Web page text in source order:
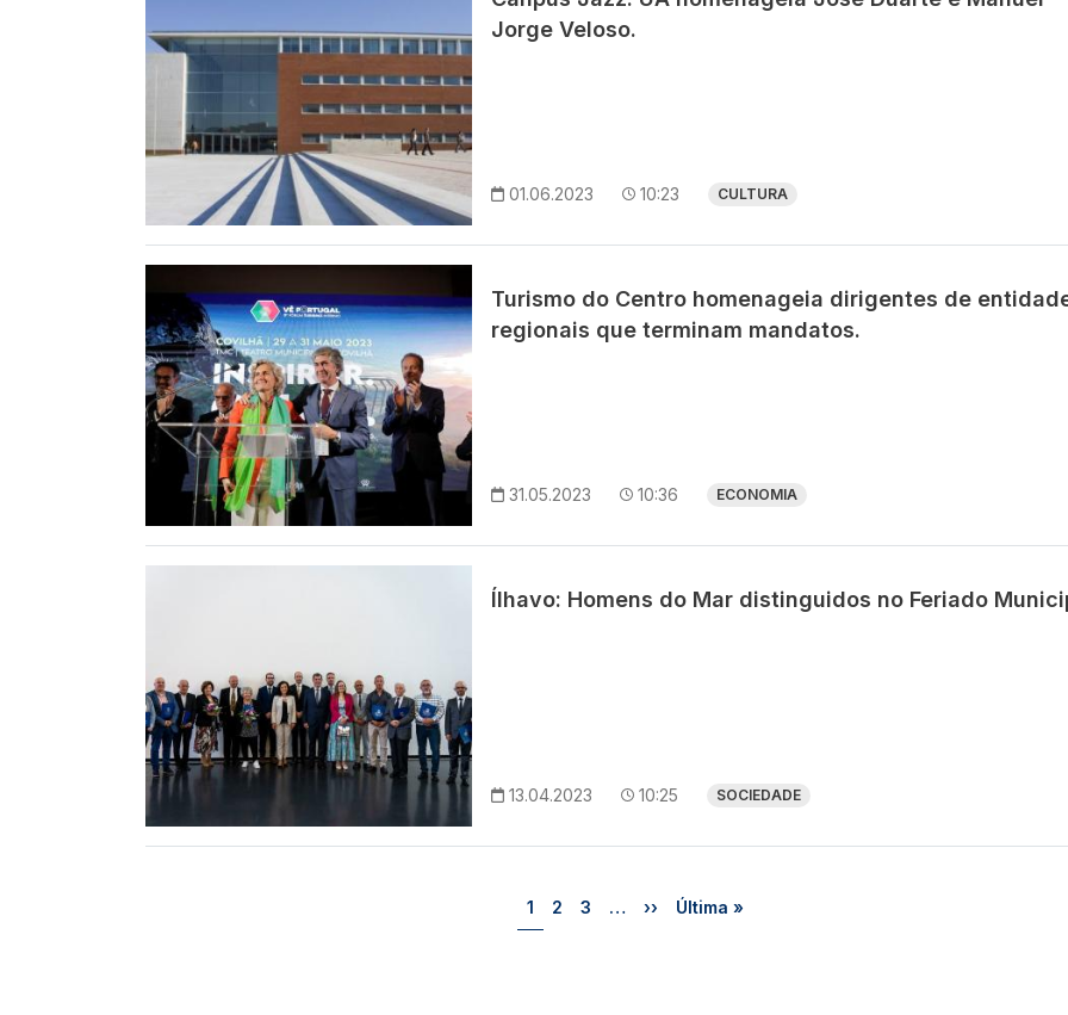
Jorge Veloso.
01.06.2023 10:23 CULTURA
Turismo do Centro homenageia dirigentes de
regionais que terminam mandatos.
31.05.2023 10:36 ECONOMIA
Ílhavo: Homens do Mar distinguidos no Feriado
13.04.2023 10:25 SOCIEDADE
Página
1 Página
2 Página
3 … Próxima página
›› Última página
Última »